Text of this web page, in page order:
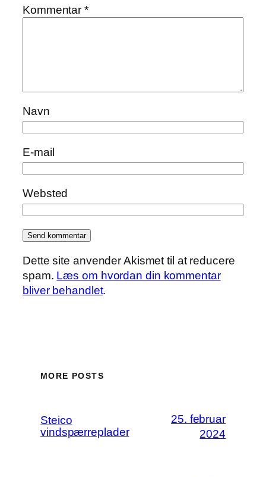
Kommentar*
Navn
E-mail
Websted
Dette site anvender Akismet til at reducere
spam. Læs om hvordan din kommentar
bliver behandlet.
MORE POSTS
Steico
vindspærreplader
25. februar
2024